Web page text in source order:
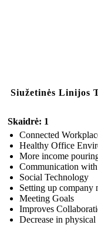
Siužetinės Linijos
Skaidrė: 1
Connected
Healthy Office
More income
Communication
Social Technology
Setting up company
Meeting Goals
Improves
Decrease in physical